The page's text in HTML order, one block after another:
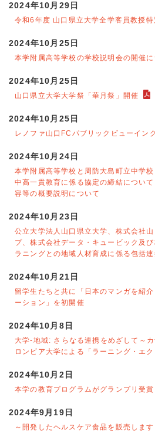
2024年10月29日
令和6年度 山口県立大学全学客員教授
2024年10月25日
本学附属高等学校の学校説明会の開催に
2024年10月25日
山口県立大学大学祭「華月祭」開催
2024年10月25日
レノファ山口FCパブリックビューイン
2024年10月24日
本学附属高等学校と周防大島町立中学
中高一貫教育に係る協定の締結につい
容等の概要説明について
2024年10月23日
公立大学法人山口県立大学、株式会社
プ、株式会社データ・キュービック及
ラニングとの地域人材育成に係る包括
2024年10月21日
留学生たちと共に「日本のマンガを紹
ーション」を初開催
2024年10月8日
大学-地域: さらなる連携をめざして～
ロンビア大学による「ラーニング・エ
2024年10月2日
本学の教育プログラムがグランプリ受賞
2024年9月19日
～開発したヘルスケア食品を販売します